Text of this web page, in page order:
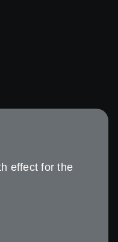
effect for the